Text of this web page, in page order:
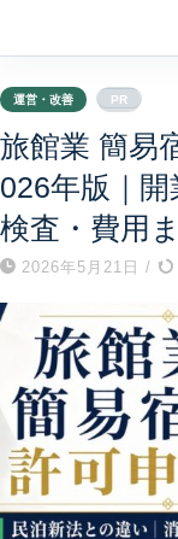
運営・改善 PR
旅館業 簡易
026年版｜
検査・費用
2026年5月21日 /